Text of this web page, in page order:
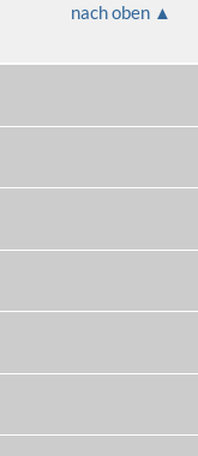
nach oben ▲